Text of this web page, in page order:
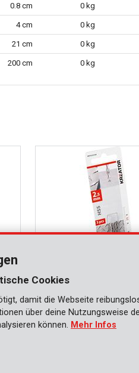
0.8 cm 0 kg
4 cm 0 kg
21 cm 0 kg
200 cm 0 kg
Hss bohrer Ø 2,5x57mm -
Cookies
damit die Webseite
über deine Nutzungsweise
können. Mehr Infos